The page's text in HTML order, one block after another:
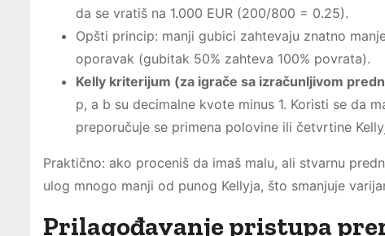
da se vratiš na 1.000 EUR (200/800 = 0.25).
Opšti princip: manji gubici zahtevaju znatno
oporavak (gubitak 50% zahteva 100% povrata).
Kelly kriterijum (za igrače sa izračunljivom
p, a b su decimalne kvote minus 1. Koristi se da
preporučuje se primena polovine ili četvrtine
Praktično: ako proceniš da imaš malu, ali stvarnu
ulog mnogo manji od punog Kellyja, što smanjuje
Prilagođavanje pristupa